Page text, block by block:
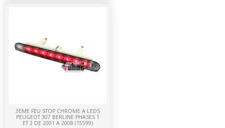
3EME FEU STOP CHROME A LEDS
PEUGEOT 307 BERLINE PHASES 1
ET 2 DE 2001 A 2008 (15599)